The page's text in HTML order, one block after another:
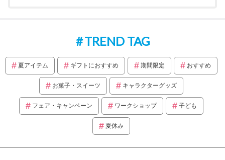
TREND TAG
夏アイテム ギフトにおすすめ 期間限定 おすすめ
お菓子・スイーツ キャラクターグッズ
フェア・キャンペーン ワークショップ 子ども
夏休み